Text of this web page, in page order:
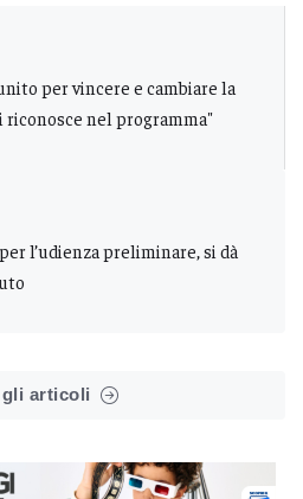
per vincere e cambiare la
riconosce nel programma"
l’udienza preliminare, si dà
articoli